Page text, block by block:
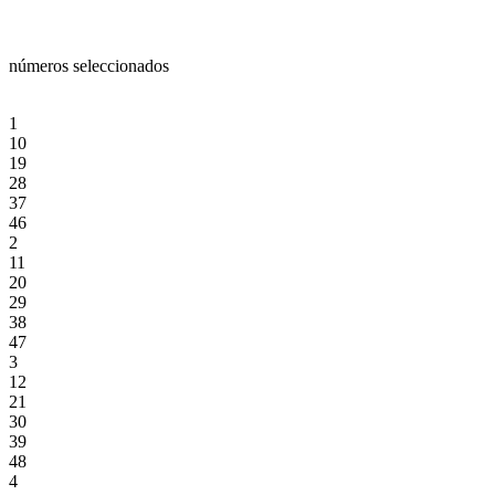
números seleccionados
1
10
19
28
37
46
2
11
20
29
38
47
3
12
21
30
39
48
4